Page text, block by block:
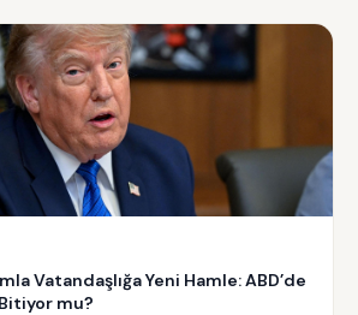
Vatandaşlığa Yeni Hamle: ABD’de
mu?